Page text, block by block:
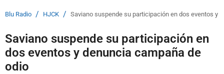
Blu Radio / HJCK / Saviano suspende su participación en dos eventos y
Saviano suspende su participación en
dos eventos y denuncia campaña de
odio